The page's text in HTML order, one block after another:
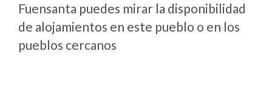
Fuensanta puedes mirar la disponibilidad
de alojamientos en este pueblo o en los
pueblos cercanos